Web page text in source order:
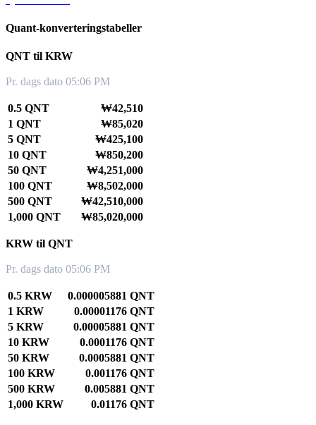
Quant-konverteringstabeller
QNT til KRW
Pr. dags dato 05:06 PM
0.5 QNT
₩42,510
1 QNT
₩85,020
5 QNT
₩425,100
10 QNT
₩850,200
50 QNT
₩4,251,000
100 QNT
₩8,502,000
500 QNT
₩42,510,000
1,000 QNT
₩85,020,000
KRW til QNT
Pr. dags dato 05:06 PM
0.5 KRW
0.000005881 QNT
1 KRW
0.00001176 QNT
5 KRW
0.00005881 QNT
10 KRW
0.0001176 QNT
50 KRW
0.0005881 QNT
100 KRW
0.001176 QNT
500 KRW
0.005881 QNT
1,000 KRW
0.01176 QNT